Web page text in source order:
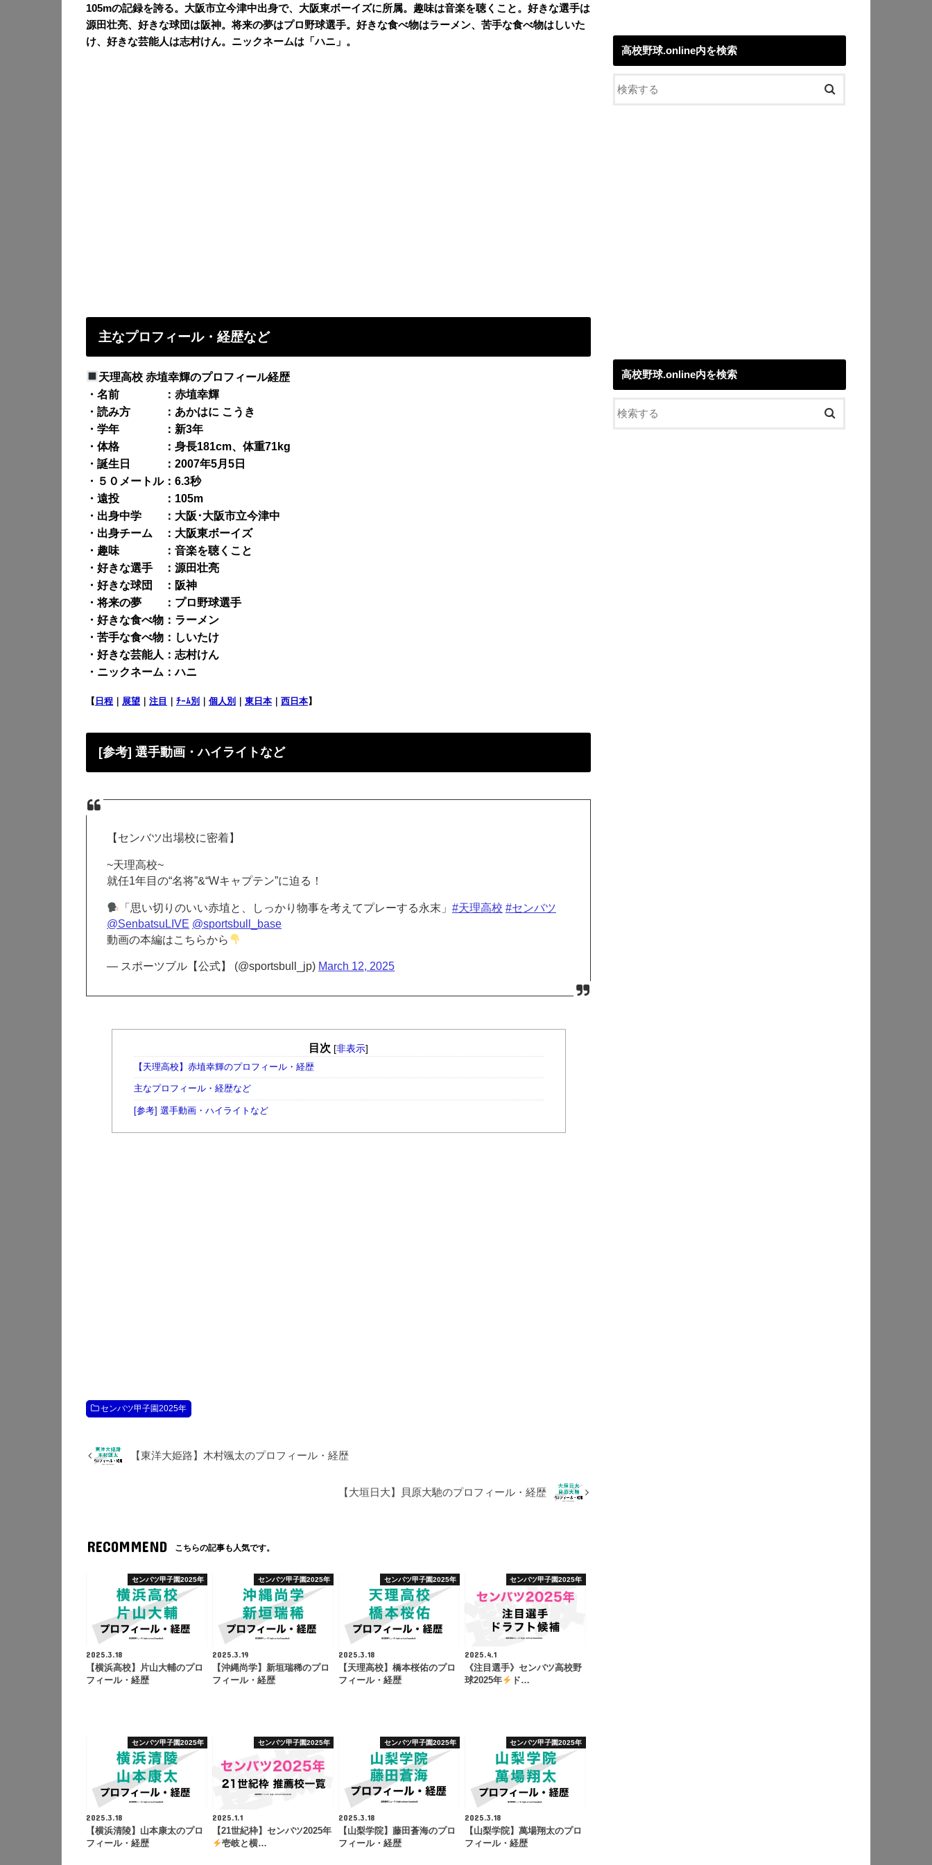
105mの記録を誇る。大阪市立今津中出身で、大阪東ボーイズに所属。趣味は音楽を聴くこと。好きな選手は
源田壮亮、好きな球団は阪神。将来の夢はプロ野球選手。好きな食べ物はラーメン、苦手な食べ物はしいた
け、好きな芸能人は志村けん。ニックネームは「ハニ」。
主なプロフィール・経歴など
天理高校 赤埴幸輝のプロフィール経歴
・名前 ：赤埴幸輝
・読み方 ：あかはに こうき
・学年 ：新3年
・体格 ：身長181cm、体重71kg
・誕生日 ：2007年5月5日
・５０メートル：6.3秒
・遠投 ：105m
・出身中学 ：大阪･大阪市立今津中
・出身チーム ：大阪東ボーイズ
・趣味 ：音楽を聴くこと
・好きな選手 ：源田壮亮
・好きな球団 ：阪神
・将来の夢 ：プロ野球選手
・好きな食べ物：ラーメン
・苦手な食べ物：しいたけ
・好きな芸能人：志村けん
・ニックネーム：ハニ
【 日程 展望 注目 ﾁｰﾑ別 個人別 東日本 西日本】
[参考] 選手動画・ハイライトなど
【センバツ出場校に密着】
~天理高校~
就任1年目の“名将”&“Wキャプテン”に迫る！
「思い切りのいい赤埴と、しっかり物事を考えてプレーする永末」 #天理高校 #センバツ
@SenbatsuLIVE @sportsbull_base
動画の本編はこちらから
— スポーツブル【公式】 (@sportsbull_jp) March 12, 2025
目次 [非表示]
【天理高校】赤埴幸輝のプロフィール・経歴
主なプロフィール・経歴など
[参考] 選手動画・ハイライトなど
センバツ甲子園2025年
【東洋大姫路】木村颯太のプロフィール・経歴
【大垣日大】貝原大馳のプロフィール・経歴
RECOMMEND こちらの記事も人気です。
センバツ甲子園2025年
2025.3.18
【横浜高校】片山大輔のプロ
フィール・経歴
センバツ甲子園2025年
2025.3.19
【沖縄尚学】新垣瑞稀のプロ
フィール・経歴
センバツ甲子園2025年
2025.3.18
【天理高校】橋本桜佑のプロ
フィール・経歴
センバツ甲子園2025年
2025.4.1
《注目選手》センバツ高校野
球2025年
ド…
センバツ甲子園2025年
2025.3.18
【横浜清陵】山本康太のプロ
フィール・経歴
センバツ甲子園2025年
2025.1.1
【21世紀枠】センバツ2025年
壱岐と横…
センバツ甲子園2025年
2025.3.18
【山梨学院】藤田蒼海のプロ
フィール・経歴
センバツ甲子園2025年
2025.3.18
【山梨学院】萬場翔太のプロ
フィール・経歴
高校野球.online内を検索
高校野球.online内を検索